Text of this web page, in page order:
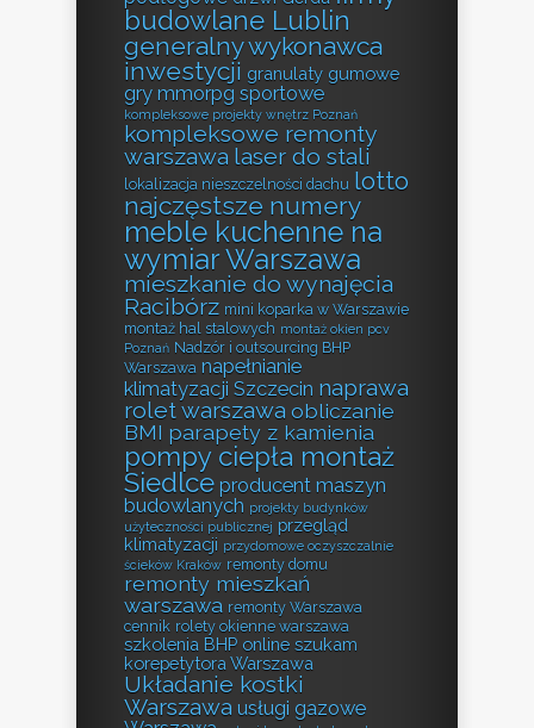
budowlane Lublin
generalny wykonawca
inwestycji granulaty gumowe
gry mmorpg sportowe
kompleksowe projekty wnętrz Poznań
kompleksowe remonty
warszawa laser do stali
lokalizacja nieszczelności dachu lotto
najczęstsze numery
meble kuchenne na
wymiar Warszawa
mieszkanie do wynajęcia
Racibórz mini koparka w Warszawie
montaż hal stalowych montaż okien pcv
Poznań Nadzór i outsourcing BHP
Warszawa napełnianie
klimatyzacji Szczecin naprawa
rolet warszawa obliczanie
BMI parapety z kamienia
pompy ciepła montaż
Siedlce producent maszyn
budowlanych projekty budynków
użyteczności publicznej przegląd
klimatyzacji przydomowe oczyszczalnie
ścieków Kraków remonty domu
remonty mieszkań
warszawa remonty Warszawa
cennik rolety okienne warszawa
szkolenia BHP online szukam
korepetytora Warszawa
Układanie kostki
Warszawa usługi gazowe